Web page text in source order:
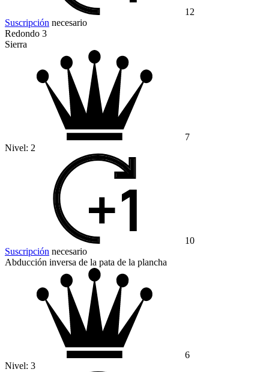
12
Suscripción necesario
Redondo 3
Sierra
7
Nivel: 2
10
Suscripción necesario
Abducción inversa de la pata de la plancha
6
Nivel: 3